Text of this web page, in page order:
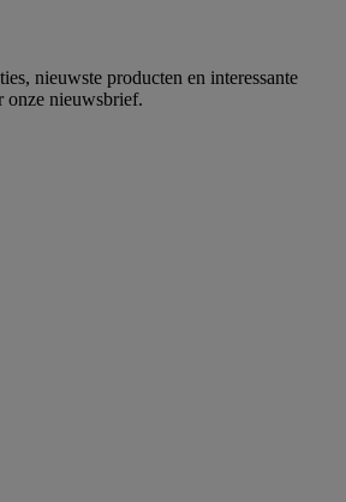
nieuwste producten en interessante
nieuwsbrief.